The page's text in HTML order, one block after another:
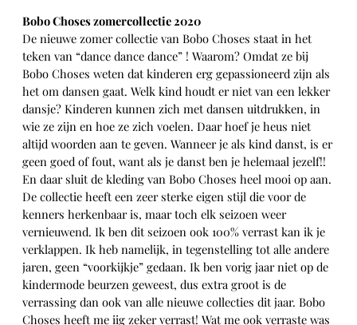
Bobo Choses zomercollectie 2020
De nieuwe zomer collectie van Bobo Choses staat in het
teken van “dance dance dance” ! Waarom? Omdat ze bij
Bobo Choses weten dat kinderen erg gepassioneerd zijn als
het om dansen gaat. Welk kind houdt er niet van een lekker
dansje? Kinderen kunnen zich met dansen uitdrukken, in
wie ze zijn en hoe ze zich voelen. Daar hoef je heus niet
altijd woorden aan te geven. Wanneer je als kind danst, is er
geen goed of fout, want als je danst ben je helemaal jezelf!!
En daar sluit de kleding van Bobo Choses heel mooi op aan.
De collectie heeft een zeer sterke eigen stijl die voor de
kenners herkenbaar is, maar toch elk seizoen weer
vernieuwend. Ik ben dit seizoen ook 100% verrast kan ik je
verklappen. Ik heb namelijk, in tegenstelling tot alle andere
jaren, geen “voorkijkje” gedaan. Ik ben vorig jaar niet op de
kindermode beurzen geweest, dus extra groot is de
verrassing dan ook van alle nieuwe collecties dit jaar. Bobo
Choses heeft me iig zeker verrast! Wat me ook verraste was